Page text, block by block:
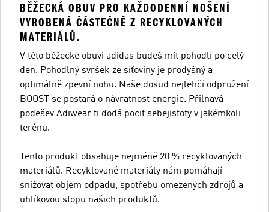
BĚŽECKÁ OBUV PRO KAŽDODENNÍ NOŠENÍ
VYROBENÁ ČÁSTEČNĚ Z RECYKLOVANÝCH
MATERIÁLŮ.
V této běžecké obuvi adidas budeš mít pohodlí po celý
den. Pohodlný svršek ze síťoviny je prodyšný a
optimálně zpevní nohu. Naše dosud nejlehčí odpružení
BOOST se postará o návratnost energie. Přilnavá
podešev Adiwear ti dodá pocit sebejistoty v jakémkoli
terénu.
Tento produkt obsahuje nejméně 20 % recyklovaných
materiálů. Recyklované materiály nám pomáhají
snižovat objem odpadu, spotřebu omezených zdrojů a
uhlíkovou stopu našich produktů.